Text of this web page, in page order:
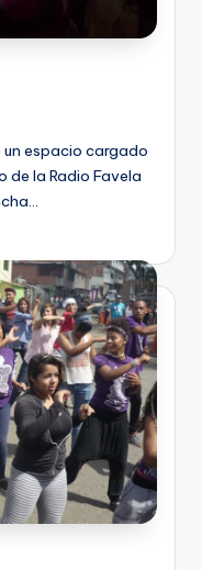
un espacio cargado
de la Radio Favela